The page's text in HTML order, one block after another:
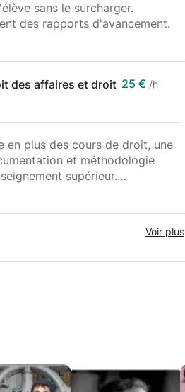
sans le surcharger.
des rapports d'avancement.
des affaires et droit 25 € /h
en plus des cours de droit, une
et méthodologie
supérieur.
Voir plus